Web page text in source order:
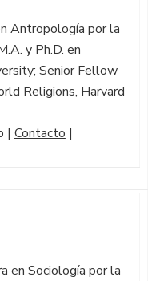
Antropología por la
y Ph.D. en
Senior Fellow
Religions, Harvard
| Contacto |
en Sociología por la